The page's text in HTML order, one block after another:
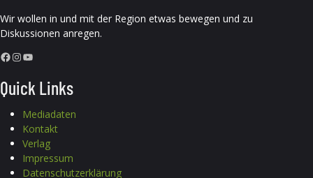
Wir wollen in und mit der Region etwas bewegen und zu
Diskussionen anregen.
Facebook InstagramYouTube
Quick Links
Mediadaten
Kontakt
Verlag
Impressum
Datenschutzerklärung